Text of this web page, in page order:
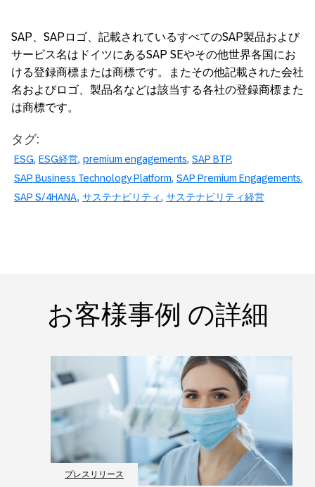
SAP、SAPロゴ、記載されているすべてのSAP製品および
サービス名はドイツにあるSAP SEやその他世界各国にお
ける登録商標または商標です。またその他記載された会社
名およびロゴ、製品名などは該当する各社の登録商標また
は商標です。
タグ:
ESG ESG経営 premium engagements SAP BTP
SAP Business Technology Platform SAP Premium Engagements
SAP S/4HANA サステナビリティ サステナビリティ経営
お客様事例 の詳細
プレスリリース